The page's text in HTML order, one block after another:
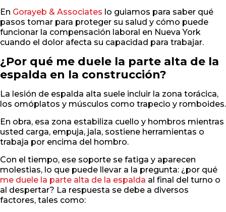
En Gorayeb & Associates lo guiamos para saber qué
pasos tomar para proteger su salud y cómo puede
funcionar la compensación laboral en Nueva York
cuando el dolor afecta su capacidad para trabajar.
¿Por qué me duele la parte alta de la
espalda en la construcción?
La lesión de espalda alta suele incluir la zona torácica,
los omóplatos y músculos como trapecio y romboides.
En obra, esa zona estabiliza cuello y hombros mientras
usted carga, empuja, jala, sostiene herramientas o
trabaja por encima del hombro.
Con el tiempo, ese soporte se fatiga y aparecen
molestias, lo que puede llevar a la pregunta: ¿por qué
me duele la parte alta de la espalda al final del turno o
al despertar? La respuesta se debe a diversos
factores, tales como: